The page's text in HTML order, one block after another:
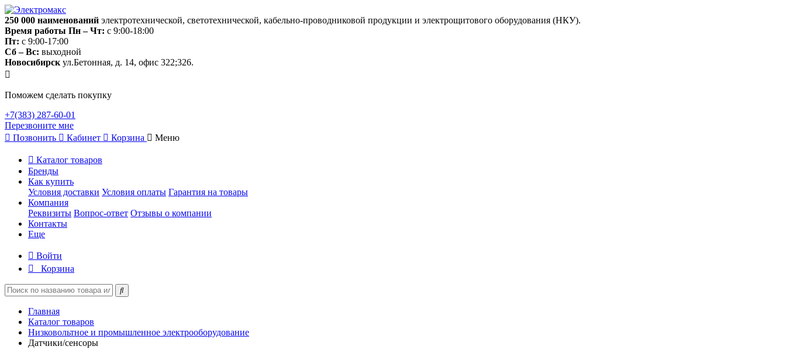
250 000 наименований электротехнической, светотехнической, кабельно-проводниковой продукции и электрощитового оборудования (НКУ).
Время работы Пн – Чт: с 9:00-18:00
Пт: с 9:00-17:00
Сб – Вс: выходной
Новосибирск ул.Бетонная, д. 14, офис 322;326.
Поможем сделать покупку
+7(383) 287-60-01
Перезвоните мне
Позвонить
Кабинет Корзина Меню
Каталог товаров
Бренды
Как купить
Условия доставки Условия оплаты Гарантия на товары
Компания
Реквизиты Вопрос-ответ Отзывы о компании
Контакты
Еще
Войти
Корзина
Главная
Каталог товаров
Низковольтное и промышленное электрооборудование
Датчики/сенсоры